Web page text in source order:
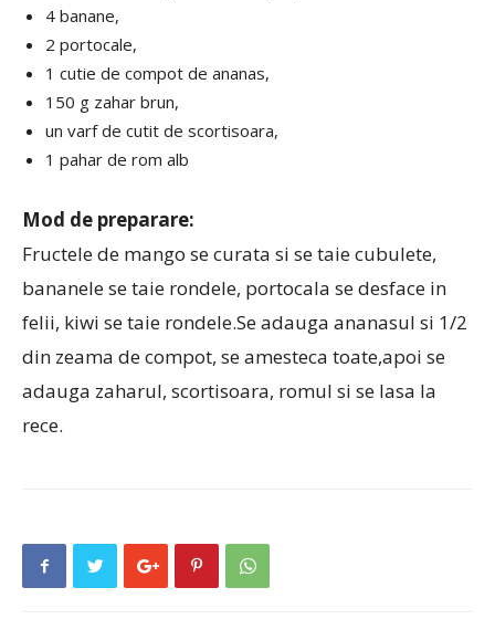
4 banane,
2 portocale,
1 cutie de compot de ananas,
150 g zahar brun,
un varf de cutit de scortisoara,
1 pahar de rom alb
Mod de preparare:
Fructele de mango se curata si se taie cubulete,
bananele se taie rondele, portocala se desface in
felii, kiwi se taie rondele.Se adauga ananasul si 1/2
din zeama de compot, se amesteca toate,apoi se
adauga zaharul, scortisoara, romul si se lasa la
rece.